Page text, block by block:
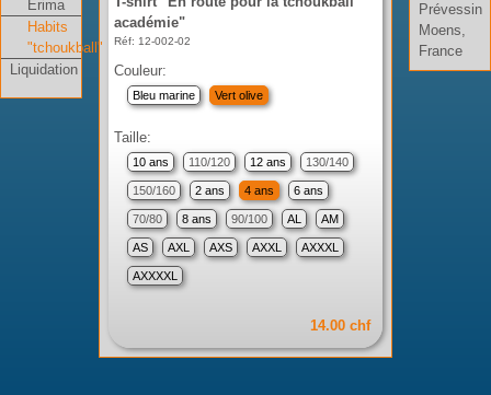
Erima
Habits
"tchoukball"
Liquidation
académie"
Réf: 12-002-02
Couleur:
Bleu marine Vert olive
Taille:
10 ans 110/120 12 ans 130/140
150/160 2 ans 4 ans 6 ans
70/80 8 ans 90/100 AL AM
AS AXL AXS AXXL AXXXL
AXXXXL
14.00 chf
Prévessin
Moens,
France